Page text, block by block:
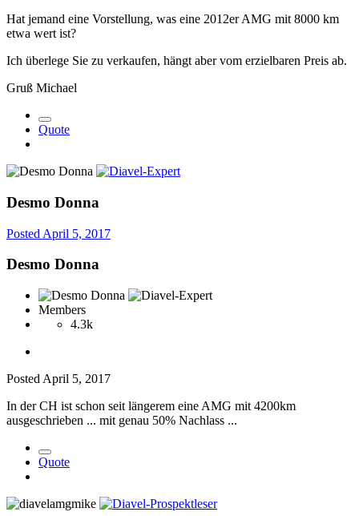
Hat jemand eine Vorstellung, was eine 2012er AMG mit 8000 km
etwa wert ist?
Ich überlege Sie zu verkaufen, hängt aber vom erzielbaren Preis ab.
Gruß Michael
Quote
Desmo Donna
Posted April 5, 2017
Desmo Donna
Members
4.3k
Posted April 5, 2017
In der CH ist schon seit längerem eine AMG mit 4200km
ausgeschrieben ... mit genau 50% Nachlass ...
Quote